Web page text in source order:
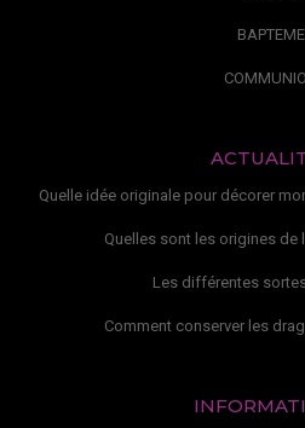
BAPTEME
Quelle idée originale pour décorer
Quelles sont les origines de
Les différentes
Comment conserver les